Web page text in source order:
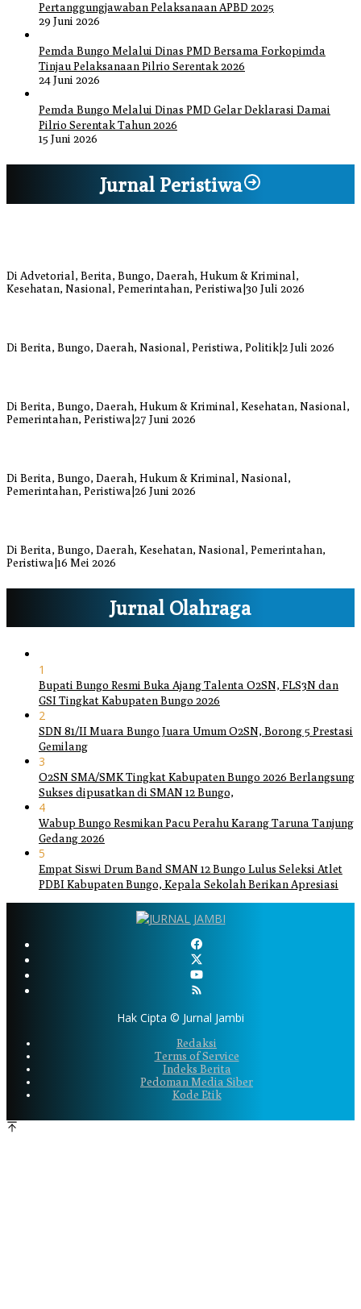
Pertanggungjawaban Pelaksanaan APBD 2025
29 Juni 2026
Pemda Bungo Melalui Dinas PMD Bersama Forkopimda
Tinjau Pelaksanaan Pilrio Serentak 2026
24 Juni 2026
Pemda Bungo Melalui Dinas PMD Gelar Deklarasi Damai
Pilrio Serentak Tahun 2026
15 Juni 2026
Jurnal Peristiwa
Di Advetorial, Berita, Bungo, Daerah, Hukum & Kriminal,
Kesehatan, Nasional, Pemerintahan, Peristiwa 30 Juli 2026
Di Berita, Bungo, Daerah, Nasional, Peristiwa, Politik|2 Juli 2026
Di Berita, Bungo, Daerah, Hukum & Kriminal, Kesehatan, Nasional,
Pemerintahan, Peristiwa 27 Juni 2026
Di Berita, Bungo, Daerah, Hukum & Kriminal, Nasional,
Pemerintahan, Peristiwa 26 Juni 2026
Di Berita, Bungo, Daerah, Kesehatan, Nasional, Pemerintahan,
Peristiwa 16 Mei 2026
Jurnal Olahraga
1
Bupati Bungo Resmi Buka Ajang Talenta O2SN, FLS3N dan
GSI Tingkat Kabupaten Bungo 2026
2
SDN 81/II Muara Bungo Juara Umum O2SN, Borong 5 Prestasi
Gemilang
3
O2SN SMA/SMK Tingkat Kabupaten Bungo 2026 Berlangsung
Sukses dipusatkan di SMAN 12 Bungo,
4
Wabup Bungo Resmikan Pacu Perahu Karang Taruna Tanjung
Gedang 2026
5
Empat Siswi Drum Band SMAN 12 Bungo Lulus Seleksi Atlet
PDBI Kabupaten Bungo, Kepala Sekolah Berikan Apresiasi
Hak Cipta © Jurnal Jambi
Redaksi
Terms of Service
Indeks Berita
Pedoman Media Siber
Kode Etik